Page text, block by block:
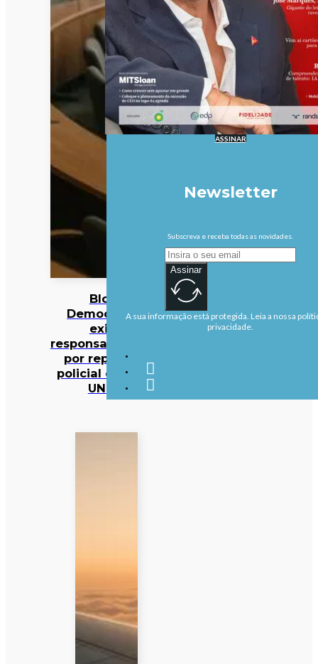
Bloco
Democrático
exige
responsabilização
por repressão
policial contra a
UNITA
ASSINAR
Newsletter
Subscreva e receba todas as novidades.
Assinar
A sua informação está protegida. Leia a nossa
privacidade.